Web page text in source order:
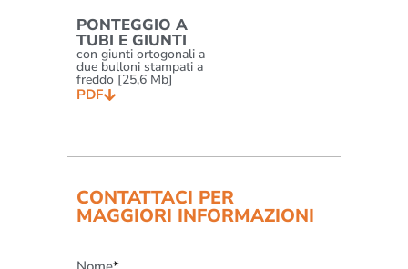
PONTEGGIO A
TUBI E GIUNTI
con giunti ortogonali a
due bulloni stampati a
freddo [25,6 Mb]
PDF
CONTATTACI PER
MAGGIORI INFORMAZIONI